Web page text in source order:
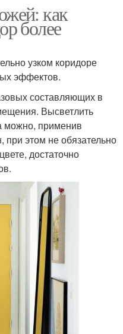
как
более
узком коридоре
эффектов.
составляющих в
Высветлить
можно, применив
при этом не обязательно
достаточно